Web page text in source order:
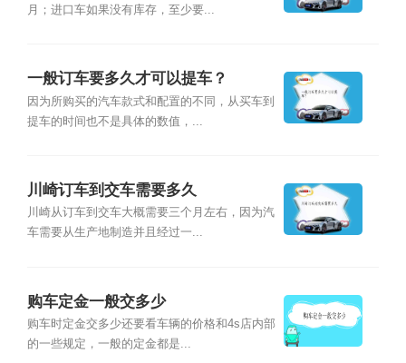
月；进口车如果没有库存，至少要...
一般订车要多久才可以提车？
因为所购买的汽车款式和配置的不同，从买车到
提车的时间也不是具体的数值，...
川崎订车到交车需要多久
川崎从订车到交车大概需要三个月左右，因为汽
车需要从生产地制造并且经过一...
购车定金一般交多少
购车时定金交多少还要看车辆的价格和4s店内部
的一些规定，一般的定金都是...